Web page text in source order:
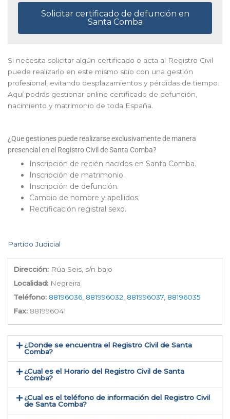
Solicitar certificado de defunción en
Santa Comba
Si necesita solicitar algún certificado o acta al Registro Civil
puede realizarlo en este mismo sitio con una gestión
profesional, evitando desplazamientos y pérdidas de tiempo.
Aquí podrás gestionar online certificado de defunción,
nacimiento y matrimonio de toda España.
¿Que gestiones puede realizarse exclusivamente de manera
presencial en el Registro Civil de Santa Comba?
Inscripción de recién nacidos en Santa Comba.
Inscripción de matrimonio.
Inscripción de defunción.
Cambio de nombre y apellidos.
Rectificación registral sexo.
Partido Judicial
Dirección: Rúa Seis, s/n bajo
Localidad: Negreira
Teléfono: 88196036, 881996032, 881996037, 88196035
Fax: 881996041
¿Donde se encuentra el Registro Civil de Santa
Comba​?
¿Cual es el Horario del Registro Civil de Santa
Comba?
¿Cual es el teléfono de información del Registro Civil
de Santa Comba​?